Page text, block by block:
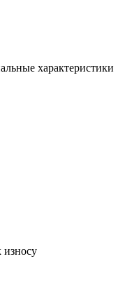
характеристики
износу